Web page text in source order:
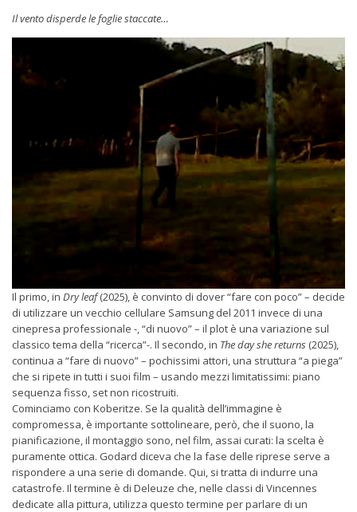
Il vento disperde le foglie staccate…
Il primo, in Dry leaf(2025), è convinto di dover “fare con poco” – decide
di utilizzare un vecchio cellulare Samsung del 2011 invece di una
cinepresa professionale -, “di nuovo” – il plot è una variazione sul
classico tema della “ricerca”-. Il secondo, in The day she returns (2025),
continua a “fare di nuovo” – pochissimi attori, una struttura “a piega”
che si ripete in tutti i suoi film – usando mezzi limitatissimi: piano
sequenza fisso, set non ricostruiti.
Cominciamo con Koberitze. Se la qualità dell’immagine è
compromessa, è importante sottolineare, però, che il suono, la
pianificazione, il montaggio sono, nel film, assai curati: la scelta è
puramente ottica. Godard diceva che la fase delle riprese serve a
rispondere a una serie di domande. Qui, si tratta di indurre una
catastrofe. Il termine è di Deleuze che, nelle classi di Vincennes
dedicate alla pittura, utilizza questo termine per parlare di un